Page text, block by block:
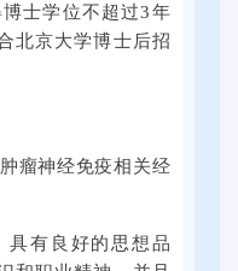
。
上
全
2
0
全
通
2
4
2
日
士学位不超过3年
北京大学博士后招
瘤神经免疫相关经
具有良好的思想品